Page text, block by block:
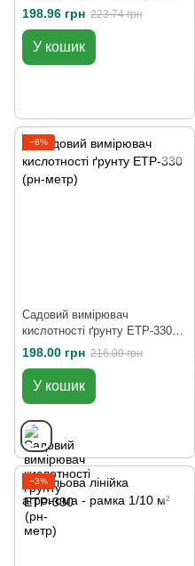
198.96 грн 223.74 грн
У кошик
−8%
Садовий вимірювач
кислотності ґрунту ЕТР-330
(рн-метр)
198.00 грн 216.00 грн
У кошик
−3%